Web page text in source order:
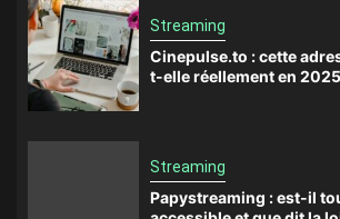
Streaming
Cinepulse.to : cette
t-elle réellement en
Streaming
Papystreaming : est-il